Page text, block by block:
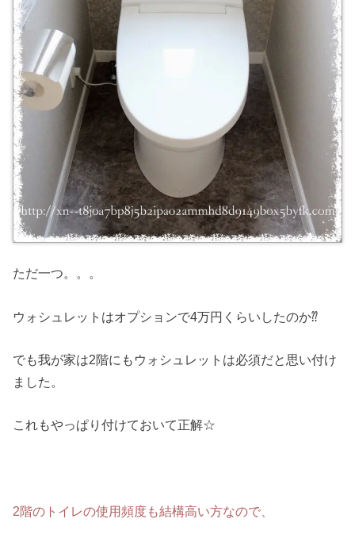
ただ一つ。。。
ウォシュレットはオプションで4万円くらいしたのか⁇
でも我が家は2階にもウォシュレットは必須だと思い付け
ました。
これもやっぱり付けておいて正解☆
2階のトイレの使用頻度も結構高い方なので、